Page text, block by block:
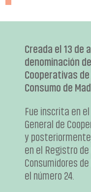
Creada el 13 de
denominación
Cooperativas
Consumo de
Fue inscrita en
General de
y
en el Registro
Consumidores
el número 24.